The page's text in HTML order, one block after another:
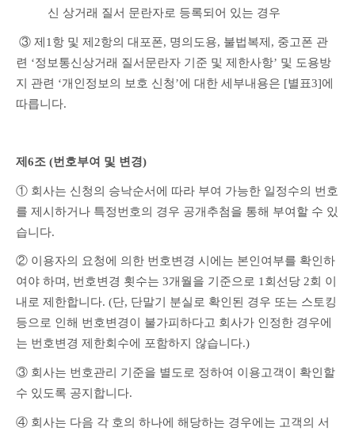
신 상거래 질서 문란자로 등록되어 있는 경우
련 ‘정보통신상거래 질서문란자 기준 및 제한사항’ 및 도용방
지 관련 ‘개인정보의 보호 신청’에 대한 세부내용은 [별표3]에
따릅니다.
제6조 (번호부여 및 변경)
① 회사는 신청의 승낙순서에 따라 부여 가능한 일정수의 번호
를 제시하거나 특정번호의 경우 공개추첨을 통해 부여할 수 있
습니다.
② 이용자의 요청에 의한 번호변경 시에는 본인여부를 확인하
여야 하며, 번호변경 횟수는 3개월을 기준으로 1회선당 2회 이
내로 제한합니다. (단, 단말기 분실로 확인된 경우 또는 스토킹
등으로 인해 번호변경이 불가피하다고 회사가 인정한 경우에
는 번호변경 제한회수에 포함하지 않습니다.)
③ 회사는 번호관리 기준을 별도로 정하여 이용고객이 확인할
수 있도록 공지합니다.
④ 회사는 다음 각 호의 하나에 해당하는 경우에는 고객의 서